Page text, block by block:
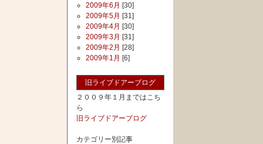
2009年6月 [30]
2009年5月 [31]
2009年4月 [30]
2009年3月 [31]
2009年2月 [28]
2009年1月 [6]
旧ライブドアーブログ
２００９年１月まではこち
ら
旧ライブドアーブログ
カテゴリー別記事